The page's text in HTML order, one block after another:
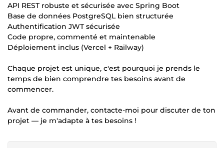
API REST robuste et sécurisée avec Spring Boot
Base de données PostgreSQL bien structurée
Authentification JWT sécurisée
Code propre, commenté et maintenable
Déploiement inclus (Vercel + Railway)
Chaque projet est unique, c'est pourquoi je prends le
temps de bien comprendre tes besoins avant de
commencer.
Avant de commander, contacte-moi pour discuter de ton
projet — je m'adapte à tes besoins !